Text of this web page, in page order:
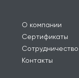
О компании
Сертификаты
Сотрудничество
Контакты